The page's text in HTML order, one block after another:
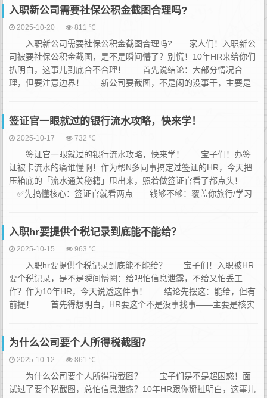
入职新公司需要社保公积金截图合理吗?
2025-10-20 811 ℃
入职新公司需要社保公积金截图合理吗? 家人们！入职新公
司被要社保公积金截图，是不是瞬间懵了？别慌！10年HR来给你们
扒明白，这事儿到底合不合理！ 首先说结论：大部分情况合
理，但要注意边界！ 新公司要截图，不是闲的没事干，主要是
数，很多公司会参考这个定新岗位薪资（比如有些...
签证官一眼就过的银行流水攻略，快来学！
2025-10-17 732 ℃
签证官一眼就过的银行流水攻略，快来学！ 宝子们！办签
证被卡流水的痛谁懂啊！作为帮N多同事搞定过签证的HR，今天把
压箱底的「流水通关秘籍」甩出来，照着做签证官看了都点头！
✅先搞懂核心：签证官就看两点 钱够不够：覆盖你旅行/学习
搞定完美流水 选对卡：...
入职hr要提供个税记录到底能不能给？
2025-10-15 963 ℃
入职hr要提供个税记录到底能不能给？ 宝子们！入职被HR
要个税记录，是不是瞬间懵圈：给吧怕信息泄露，不给又怕丢工
作？作为10年HR，今天说透这件事！ 结论先摆这：能给，但有
前提！ 首先得想明白，HR要这个不是没事找事——主要是核实
件事必须做，不然容易踩...
为什么公司要个人所得税截图？
2025-10-12 861 ℃
为什么公司要个人所得税截图？ 宝子们是不是超困惑！面
试过了要个税截图，总怕信息泄露？10年HR跟你掰扯明白，这事儿